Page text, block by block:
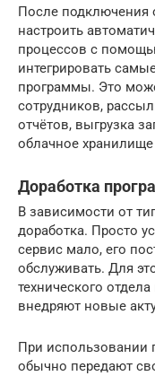
После подключения
настроить
процессов с
интегрировать
программы. Это
сотрудников,
отчётов, выгрузка
облачное хранилище
Доработка
В зависимости от
доработка. Просто
сервис мало, его
обслуживать. Для
технического
внедряют новые
При использовании
обычно передают